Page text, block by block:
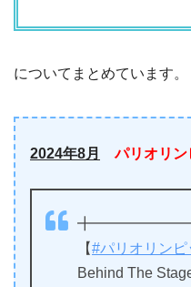
についてまとめています。
2024年8月 パリオリ
【#パリオリンピ
Behind The